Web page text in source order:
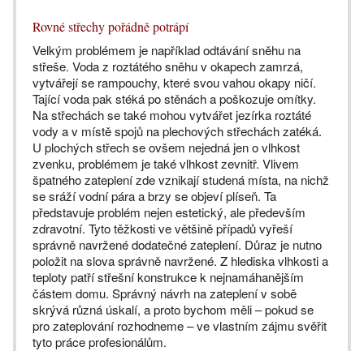
Rovné střechy pořádně potrápí
Velkým problémem je například odtávání sněhu na
střeše. Voda z roztátého sněhu v okapech zamrzá,
vytvářejí se rampouchy, které svou vahou okapy ničí.
Tající voda pak stéká po stěnách a poškozuje omítky.
Na střechách se také mohou vytvářet jezírka roztáté
vody a v místě spojů na plechových střechách zatéká.
U plochých střech se ovšem nejedná jen o vlhkost
zvenku, problémem je také vlhkost zevnitř. Vlivem
špatného zateplení zde vznikají studená místa, na nichž
se sráží vodní pára a brzy se objeví plíseň. Ta
představuje problém nejen estetický, ale především
zdravotní. Tyto těžkosti ve většině případů vyřeší
správně navržené dodatečné zateplení. Důraz je nutno
položit na slova správně navržené. Z hlediska vlhkosti a
teploty patří střešní konstrukce k nejnamáhanějším
částem domu. Správný návrh na zateplení v sobě
skrývá různá úskalí, a proto bychom měli – pokud se
pro zateplování rozhodneme – ve vlastním zájmu svěřit
tyto práce profesionálům.